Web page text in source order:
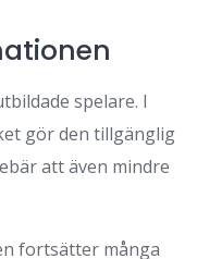
spelare. I
gör den tillgänglig
att även mindre
fortsätter många